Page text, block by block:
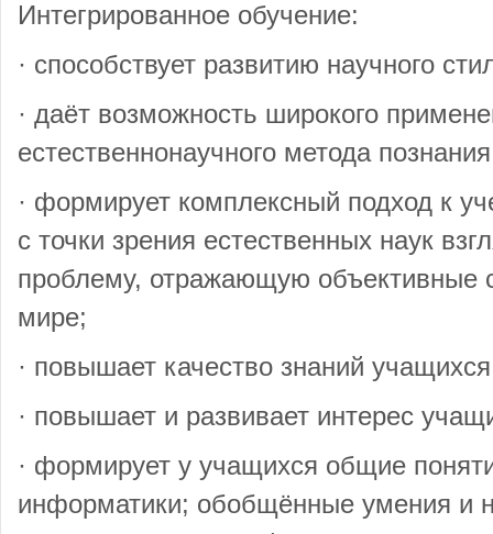
Интегрированное обучение:
· способствует развитию научного
· даёт возможность широкого
естественнонаучного метода
· формирует комплексный подход к
с точки зрения естественных наук
проблему, отражающую объективные
мире;
· повышает качество знаний
· повышает и развивает интерес
· формирует у учащихся общие
информатики; обобщённые умения и